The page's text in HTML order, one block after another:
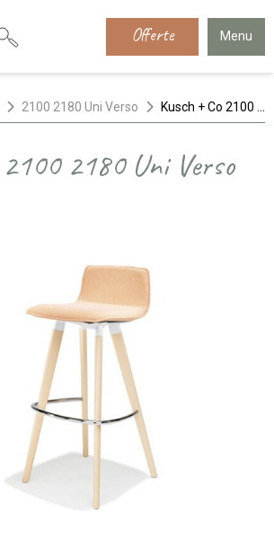
Offerte Menu
2100 2180 Uni Verso
2100 2180 Uni Verso